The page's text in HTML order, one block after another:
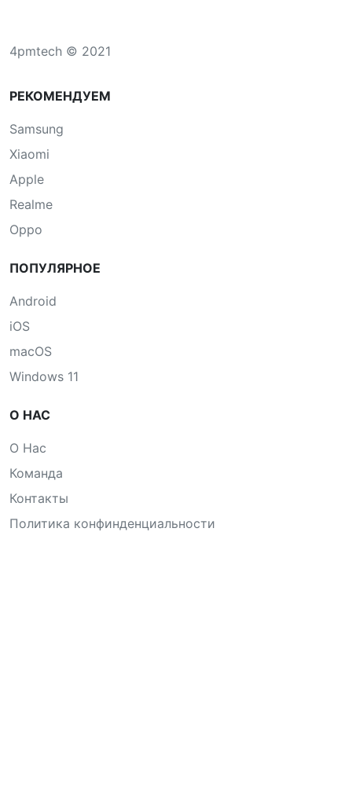
4pmtech © 2021
РЕКОМЕНДУЕМ
Samsung
Xiaomi
Apple
Realme
Oppo
ПОПУЛЯРНОЕ
Android
iOS
macOS
Windows 11
О НАС
О Нас
Команда
Контакты
Политика конфинденциальности